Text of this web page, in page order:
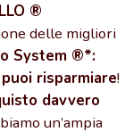
®
delle migliori
System ®*:
puoi risparmiare!
davvero
un’ampia